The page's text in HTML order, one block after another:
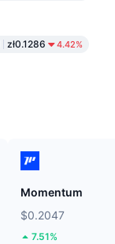
zł0.1286 4.42%
Momentum
$0.2047
7.51%